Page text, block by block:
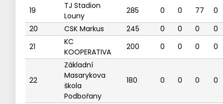
19
TJ Stadion
Louny
285 0 0 77
0
20
CSK Markus 245 0 0 0
0
21
KC
KOOPERATIVA
200 0 0 0 0
22
Základní
Masarykova
škola
Podbořany
180 0 0 0 0